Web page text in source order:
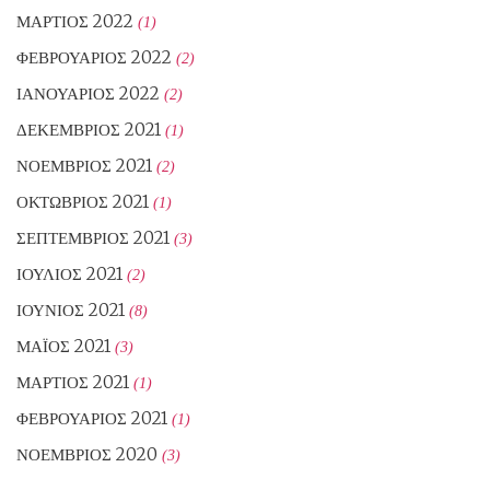
ΜΆΡΤΙΟΣ 2022 (1)
ΦΕΒΡΟΥΆΡΙΟΣ 2022 (2)
ΙΑΝΟΥΆΡΙΟΣ 2022 (2)
ΔΕΚΈΜΒΡΙΟΣ 2021 (1)
ΝΟΈΜΒΡΙΟΣ 2021 (2)
ΟΚΤΏΒΡΙΟΣ 2021 (1)
ΣΕΠΤΈΜΒΡΙΟΣ 2021 (3)
ΙΟΎΛΙΟΣ 2021 (2)
ΙΟΎΝΙΟΣ 2021 (8)
ΜΆΙΟΣ 2021 (3)
ΜΆΡΤΙΟΣ 2021 (1)
ΦΕΒΡΟΥΆΡΙΟΣ 2021 (1)
ΝΟΈΜΒΡΙΟΣ 2020 (3)